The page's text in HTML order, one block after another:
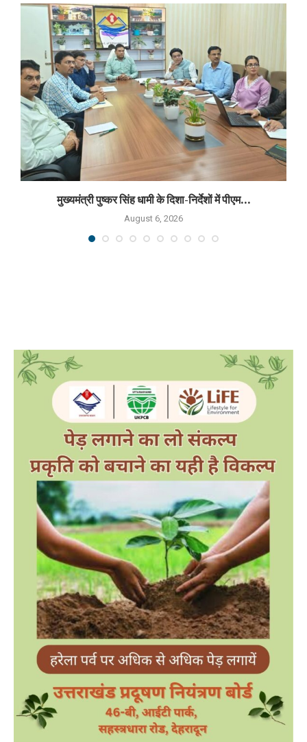
मुख्यमंत्री पुष्कर सिंह धामी के दिशा-निर्देशों में पीएम...
August 6, 2026